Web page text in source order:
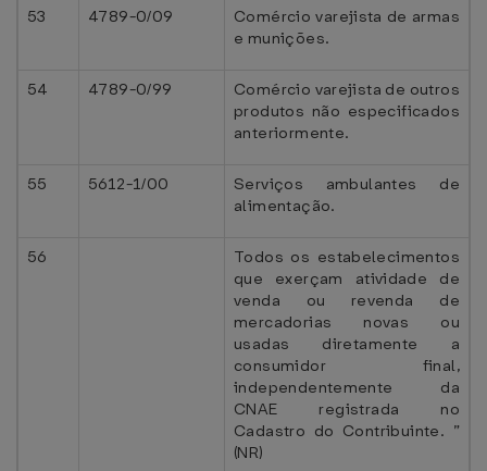
53 4789-0/09
Comércio varejista de armas
e munições.
54 4789-0/99
Comércio varejista de outros
produtos não especificados
anteriormente.
55 5612-1/00
Serviços ambulantes de
alimentação.
56
Todos os estabelecimentos
que exerçam atividade de
venda ou revenda de
mercadorias novas ou
usadas diretamente a
consumidor final,
independentemente da
CNAE registrada no
Cadastro do Contribuinte. ”
(NR)